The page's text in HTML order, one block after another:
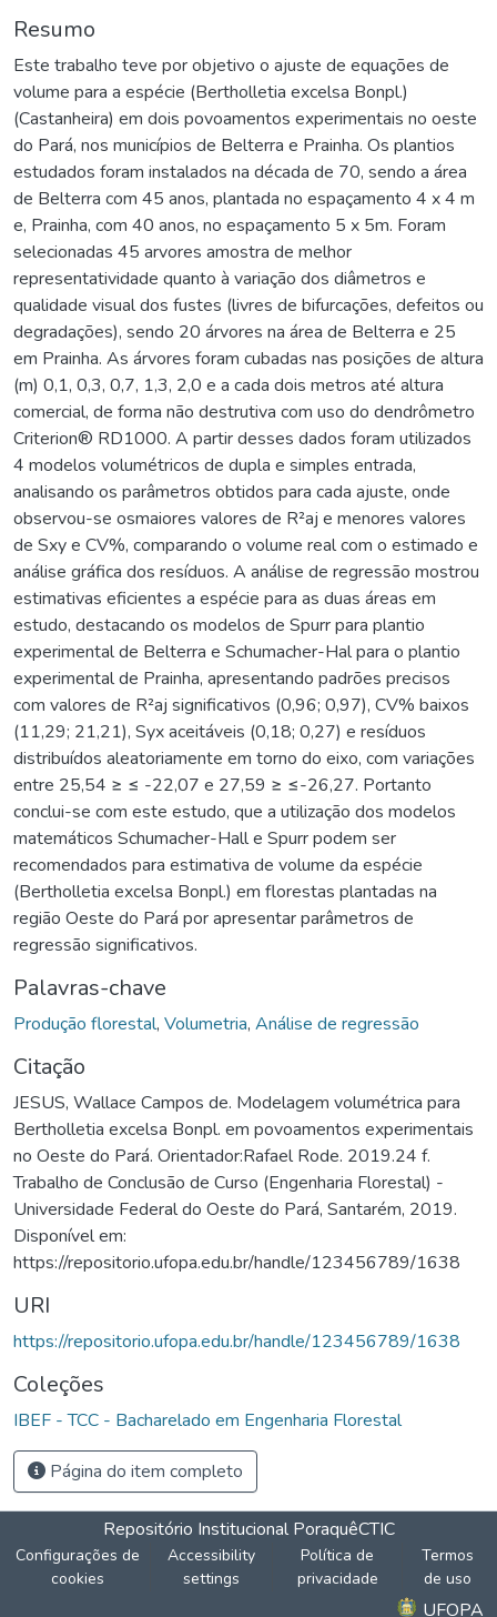
Resumo
Este trabalho teve por objetivo o ajuste de equações de
volume para a espécie (Bertholletia excelsa Bonpl.)
(Castanheira) em dois povoamentos experimentais no oeste
do Pará, nos municípios de Belterra e Prainha. Os plantios
estudados foram instalados na década de 70, sendo a área
de Belterra com 45 anos, plantada no espaçamento 4 x 4 m
e, Prainha, com 40 anos, no espaçamento 5 x 5m. Foram
selecionadas 45 arvores amostra de melhor
representatividade quanto à variação dos diâmetros e
qualidade visual dos fustes (livres de bifurcações, defeitos ou
degradações), sendo 20 árvores na área de Belterra e 25
em Prainha. As árvores foram cubadas nas posições de altura
(m) 0,1, 0,3, 0,7, 1,3, 2,0 e a cada dois metros até altura
comercial, de forma não destrutiva com uso do dendrômetro
Criterion® RD1000. A partir desses dados foram utilizados
4 modelos volumétricos de dupla e simples entrada,
analisando os parâmetros obtidos para cada ajuste, onde
observou-se osmaiores valores de R²aj e menores valores
de Sxy e CV%, comparando o volume real com o estimado e
análise gráfica dos resíduos. A análise de regressão mostrou
estimativas eficientes a espécie para as duas áreas em
estudo, destacando os modelos de Spurr para plantio
experimental de Belterra e Schumacher-Hal para o plantio
experimental de Prainha, apresentando padrões precisos
com valores de R²aj significativos (0,96; 0,97), CV% baixos
(11,29; 21,21), Syx aceitáveis (0,18; 0,27) e resíduos
distribuídos aleatoriamente em torno do eixo, com variações
entre 25,54 ≥ ≤ -22,07 e 27,59 ≥ ≤-26,27. Portanto
conclui-se com este estudo, que a utilização dos modelos
matemáticos Schumacher-Hall e Spurr podem ser
recomendados para estimativa de volume da espécie
(Bertholletia excelsa Bonpl.) em florestas plantadas na
região Oeste do Pará por apresentar parâmetros de
regressão significativos.
Palavras-chave
Produção florestal, Volumetria, Análise de regressão
Citação
JESUS, Wallace Campos de. Modelagem volumétrica para
Bertholletia excelsa Bonpl. em povoamentos experimentais
no Oeste do Pará. Orientador:Rafael Rode. 2019.24 f.
Trabalho de Conclusão de Curso (Engenharia Florestal) -
Universidade Federal do Oeste do Pará, Santarém, 2019.
Disponível em:
https://repositorio.ufopa.edu.br/handle/123456789/1638
URI
https://repositorio.ufopa.edu.br/handle/123456789/1638
Coleções
IBEF - TCC - Bacharelado em Engenharia Florestal
Página do item completo
Repositório Institucional PoraquêCTIC
Configurações de
cookies
Accessibility
settings
Política de
privacidade
Termos
de uso
UFOPA